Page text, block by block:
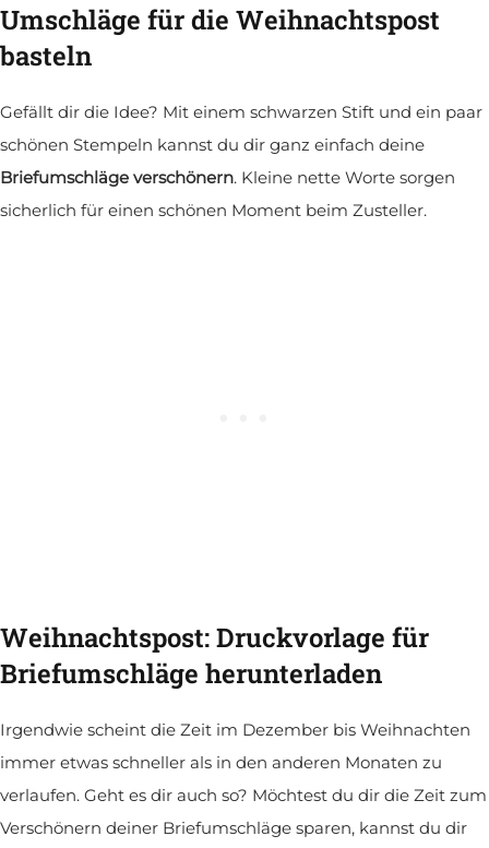
Umschläge für die Weihnachtspost
basteln
Gefällt dir die Idee? Mit einem schwarzen Stift und ein paar
schönen Stempeln kannst du dir ganz einfach deine
Briefumschläge verschönern. Kleine nette Worte sorgen
sicherlich für einen schönen Moment beim Zusteller.
Weihnachtspost: Druckvorlage für
Briefumschläge herunterladen
Irgendwie scheint die Zeit im Dezember bis Weihnachten
immer etwas schneller als in den anderen Monaten zu
verlaufen. Geht es dir auch so? Möchtest du dir die Zeit zum
Verschönern deiner Briefumschläge sparen, kannst du dir